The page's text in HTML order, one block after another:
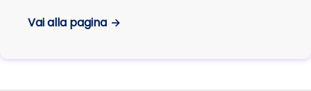
Vai alla pagina